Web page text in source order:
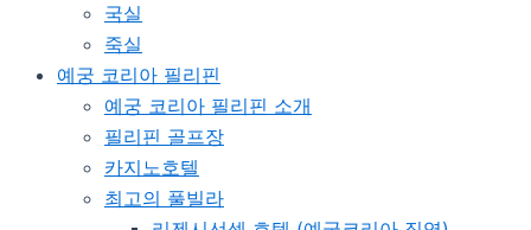
국실
죽실
예궁 코리아 필리핀
예궁 코리아 필리핀 소개
필리핀 골프장
카지노호텔
최고의 풀빌라